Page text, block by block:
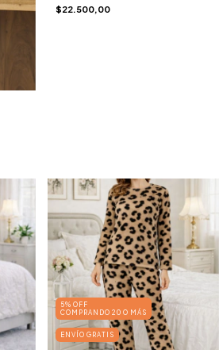
$22.500,00
5% OFF
COMPRANDO 20 O MÁS
ENVÍO GRATIS